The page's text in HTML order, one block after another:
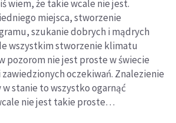
wiem, że takie wcale nie jest.
miejsca, stworzenie
szukanie dobrych i mądrych
wszystkim stworzenie klimatu
pozorom nie jest proste w świecie
zawiedzionych oczekiwań. Znalezienie
w stanie to wszystko ogarnąć
nie jest takie proste…